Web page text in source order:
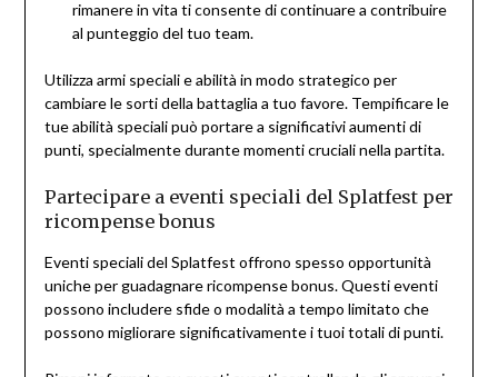
rimanere in vita ti consente di continuare a contribuire
al punteggio del tuo team.
Utilizza armi speciali e abilità in modo strategico per
cambiare le sorti della battaglia a tuo favore. Tempificare le
tue abilità speciali può portare a significativi aumenti di
punti, specialmente durante momenti cruciali nella partita.
Partecipare a eventi speciali del Splatfest per
ricompense bonus
Eventi speciali del Splatfest offrono spesso opportunità
uniche per guadagnare ricompense bonus. Questi eventi
possono includere sfide o modalità a tempo limitato che
possono migliorare significativamente i tuoi totali di punti.